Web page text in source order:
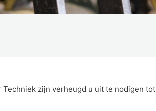
Techniek zijn verheugd u uit te nodigen tot